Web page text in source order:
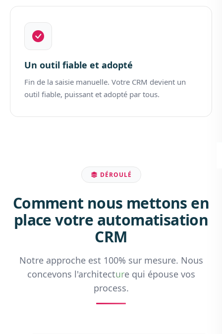
Un outil fiable et adopté
Fin de la saisie manuelle. Votre CRM devient un
outil fiable, puissant et adopté par tous.
DÉROULÉ
Comment nous mettons en
place votre automatisation
CRM
Notre approche est 100% sur mesure. Nous
concevons l'architecture qui épouse vos
process.